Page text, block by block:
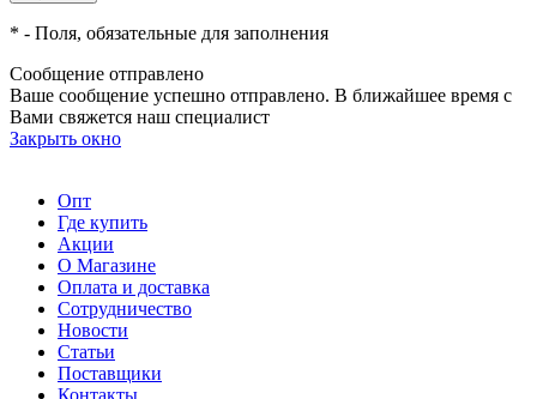
* - Поля, обязательные для заполнения
Сообщение отправлено
Ваше сообщение успешно отправлено. В ближайшее время с
Вами свяжется наш специалист
Закрыть окно
Опт
Где купить
Акции
О Магазине
Оплата и доставка
Сотрудничество
Новости
Статьи
Поставщики
Контакты